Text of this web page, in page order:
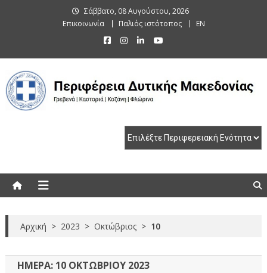
Σάββατο, 08 Αυγούστου, 2026
Επικοινωνία
Παλιός ιστότοπος EN
Αρχική > 2023 > Οκτώβριος > 10
ΗΜΈΡΑ: 10 ΟΚΤΩΒΡΊΟΥ 2023